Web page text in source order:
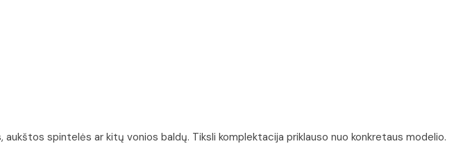
spintelės ar kitų vonios baldų. Tiksli komplektacija priklauso nuo konkretaus modelio.